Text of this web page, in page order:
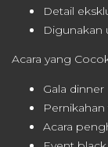
Detail
Digunakan
Acara yang
Gala dinner
Acara